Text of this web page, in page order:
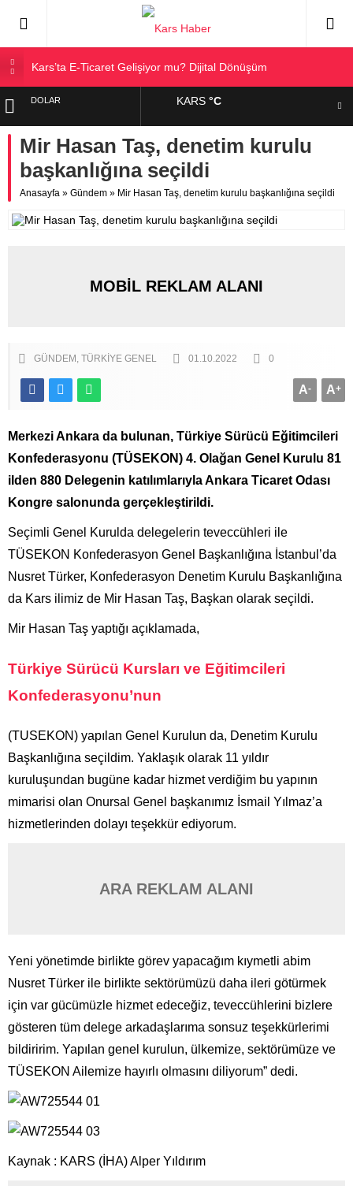
Kars’ta E-Ticaret Gelişiyor mu? Dijital Dönüşüm
Kars Halkı Yeni Parti Hakkında Ne Düşünüyor?
Sarıkamış’a Bağlı Köyler ve Yaygın Soyadları
Kağızman Köyleri ve En Çok Kullanılan Soyadları | Kars
Haber
DOLAR
EURO
ALTIN
BIST
KARS°C
Mir Hasan Taş, denetim kurulu
başkanlığına seçildi
Anasayfa » Gündem » Mir Hasan Taş, denetim kurulu başkanlığına seçildi
MOBİL REKLAM ALANI
GÜNDEM TÜRKIYE GENEL 01.10.2022 0
A+
A-
Merkezi Ankara da bulunan, Türkiye Sürücü Eğitimcileri
Konfederasyonu (TÜSEKON) 4. Olağan Genel Kurulu 81
ilden 880 Delegenin katılımlarıyla Ankara Ticaret Odası
Kongre salonunda gerçekleştirildi.
Seçimli Genel Kurulda delegelerin teveccühleri ile
TÜSEKON Konfederasyon Genel Başkanlığına İstanbul’da
Nusret Türker, Konfederasyon Denetim Kurulu Başkanlığına
da Kars ilimiz de Mir Hasan Taş, Başkan olarak seçildi.
Mir Hasan Taş yaptığı açıklamada,
Türkiye Sürücü Kursları ve Eğitimcileri
Konfederasyonu’nun
(TUSEKON) yapılan Genel Kurulun da, Denetim Kurulu
Başkanlığına seçildim. Yaklaşık olarak 11 yıldır
kuruluşundan bugüne kadar hizmet verdiğim bu yapının
mimarisi olan Onursal Genel başkanımız İsmail Yılmaz’a
hizmetlerinden dolayı teşekkür ediyorum.
ARA REKLAM ALANI
Yeni yönetimde birlikte görev yapacağım kıymetli abim
Nusret Türker ile birlikte sektörümüzü daha ileri götürmek
için var gücümüzle hizmet edeceğiz, teveccühlerini bizlere
gösteren tüm delege arkadaşlarıma sonsuz teşekkürlerimi
bildiririm. Yapılan genel kurulun, ülkemize, sektörümüze ve
TÜSEKON Ailemize hayırlı olmasını diliyorum” dedi.
Kaynak : KARS (İHA) Alper Yıldırım